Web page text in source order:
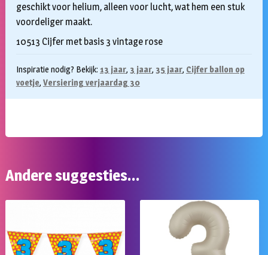
geschikt voor helium, alleen voor lucht, wat hem een stuk
voordeliger maakt.
10513 Cijfer met basis 3 vintage rose
Inspiratie nodig? Bekijk: 13 jaar, 3 jaar, 35 jaar, Cijfer ballon op
voetje, Versiering verjaardag 30
Andere suggesties…